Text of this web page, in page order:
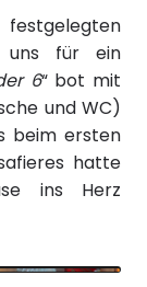
uns für ein
6“ bot mit
und WC)
beim ersten
hatte
ins Herz